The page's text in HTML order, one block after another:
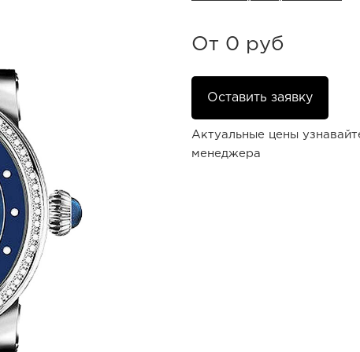
От 0 руб
Оставить заявку
Актуальные цены
менеджера